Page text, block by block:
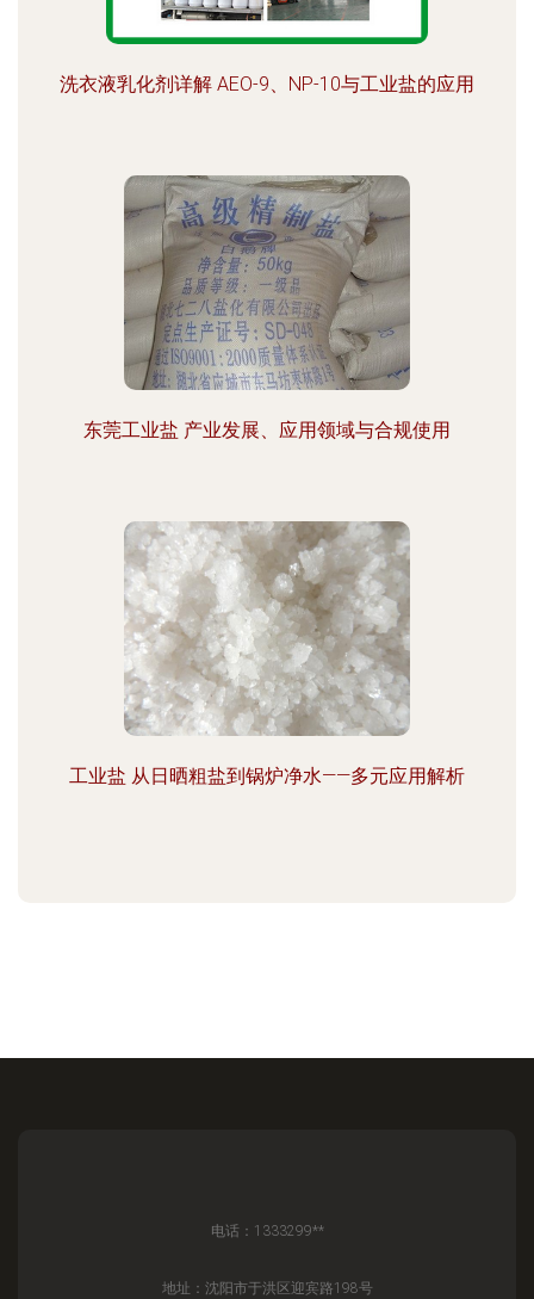
洗衣液乳化剂详解 AEO-9、NP-10与工业盐的应用
东莞工业盐 产业发展、应用领域与合规使用
工业盐 从日晒粗盐到锅炉净水——多元应用解析
电话：1333299**
地址：沈阳市于洪区迎宾路198号